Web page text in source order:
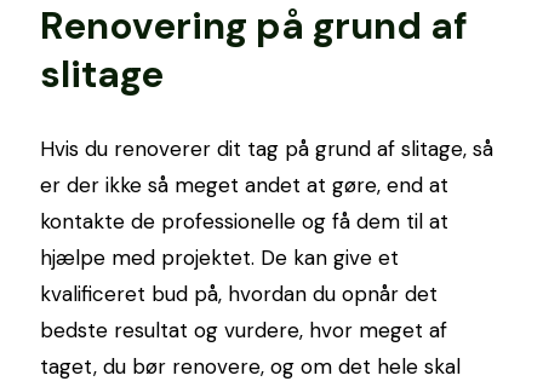
Renovering på grund af
slitage
Hvis du renoverer dit tag på grund af slitage, så
er der ikke så meget andet at gøre, end at
kontakte de professionelle og få dem til at
hjælpe med projektet. De kan give et
kvalificeret bud på, hvordan du opnår det
bedste resultat og vurdere, hvor meget af
taget, du bør renovere, og om det hele skal